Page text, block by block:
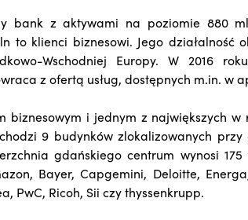
bank z aktywami na poziomie 880
to klienci biznesowi. Jego działalność
Wschodniej Europy. W 2016
z ofertą usług, dostępnych m.in. w
biznesowym i jednym z największych w
9 budynków zlokalizowanych przy
gdańskiego centrum wynosi 175
Bayer, Capgemini, Deloitte,
PwC, Ricoh, Sii czy thyssenkrupp.